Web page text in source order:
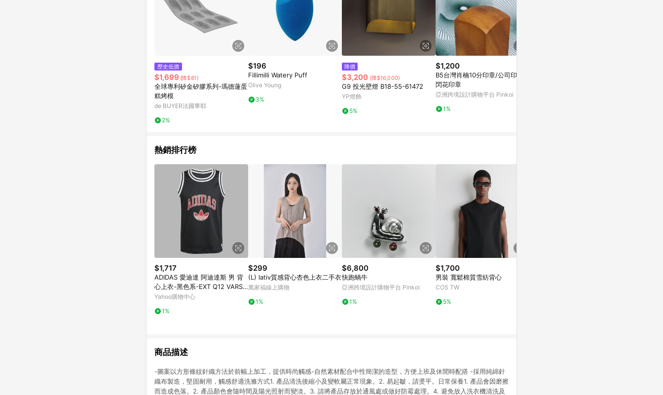
歷史低價
$1,699 (降$81)
全球專利矽金矽膠系列-瑪德蓮蛋
糕烤模
de BUYER法國畢耶
2%
$196
Fillimilli Watery Puff
Olive Young
3%
降價
$3,200 (降$16,000)
G9 投光壁燈 B18-55-61472
YP燈飾
5%
$1,200
B5台灣肖楠10分印章/公司印章/
閃花印章
亞洲跨境設計購物平台 Pinkoi
1%
熱銷排行榜
$1,717
ADIDAS 愛迪達 阿迪達斯 男 背
心上衣-黑色系-EXT Q12 VARSIT
Y-JP1003
Yahoo購物中心
1%
$299
(L) lativ質感背心杏色上衣二手衣
萬家福線上購物
1%
$6,800
快跑蝸牛
亞洲跨境設計購物平台 Pinkoi
1%
$1,700
男裝 寬鬆棉質雪紡背心
COS TW
5%
商品描述
-圖案以方形條紋針織方法於前幅上加工，提供時尚觸感-自然素材配合中性簡潔的造型，方便上班及休閒時配搭 -採用純綿針
織布製造，堅固耐用，觸感舒適洗滌方式1. 產品清洗後縮小及變軟屬正常現象。2. 易起皺，請燙平。日常保養1. 產品會因磨擦
而造成色落。2. 產品顏色會隨時間及陽光照射而變淡。3. 請將產品存放於通風處或做好防霉處理。4. 避免放入洗衣機清洗及